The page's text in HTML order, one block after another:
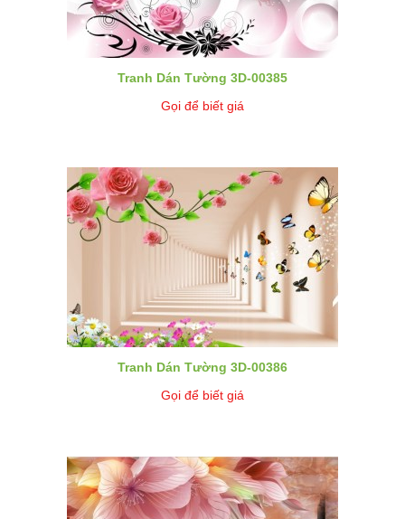
Tranh Dán Tường 3D-00385
Gọi để biết giá
Tranh Dán Tường 3D-00386
Gọi để biết giá